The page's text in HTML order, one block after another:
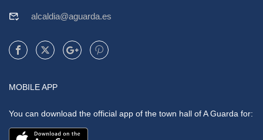
alcaldia@aguarda.es
MOBILE APP
You can download the official app of the town hall of A Guarda for: